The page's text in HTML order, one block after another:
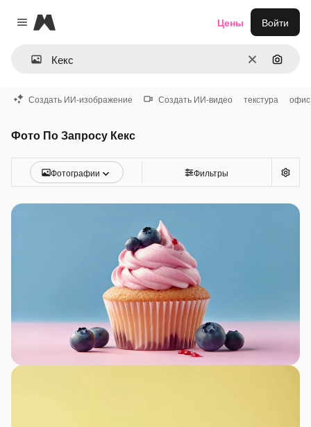
Close menu
Magnific
ОчиститьПоиск
Цены Войти
Создать ИИ-изображение Создать ИИ-видео текстура офис
Фото По Запросу Кекс
Фотографии Фильтры